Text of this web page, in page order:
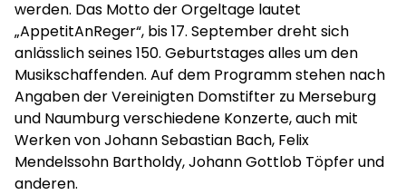
werden. Das Motto der Orgeltage lautet
„AppetitAnReger“, bis 17. September dreht sich
anlässlich seines 150. Geburtstages alles um den
Musikschaffenden. Auf dem Programm stehen nach
Angaben der Vereinigten Domstifter zu Merseburg
und Naumburg verschiedene Konzerte, auch mit
Werken von Johann Sebastian Bach, Felix
Mendelssohn Bartholdy, Johann Gottlob Töpfer und
anderen.